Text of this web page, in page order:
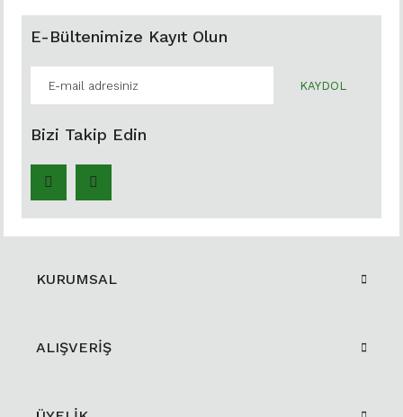
E-Bültenimize Kayıt Olun
KAYDOL
Bizi Takip Edin
KURUMSAL
ALIŞVERİŞ